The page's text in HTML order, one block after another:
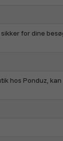
for dine
hos Ponduz, kan